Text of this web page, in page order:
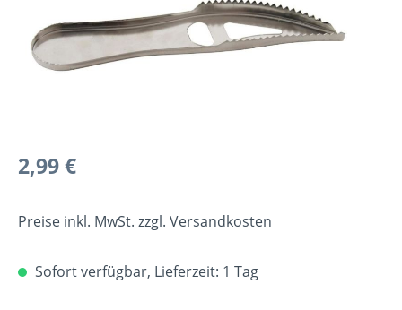
Regulärer Preis:
2,99 €
Preise inkl. MwSt. zzgl. Versandkosten
Sofort verfügbar, Lieferzeit: 1 Tag